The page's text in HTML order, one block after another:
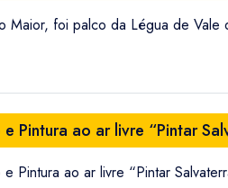
foi palco da Légua de Vale
Pintura ao ar livre “Pintar
Pintura ao ar livre “Pintar